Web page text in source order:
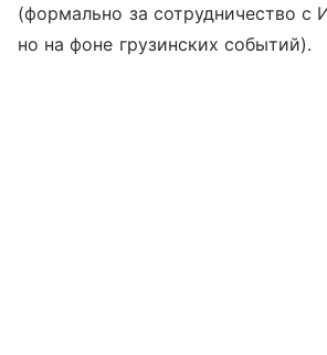
(формально за сотрудничество с
но на фоне грузинских событий).